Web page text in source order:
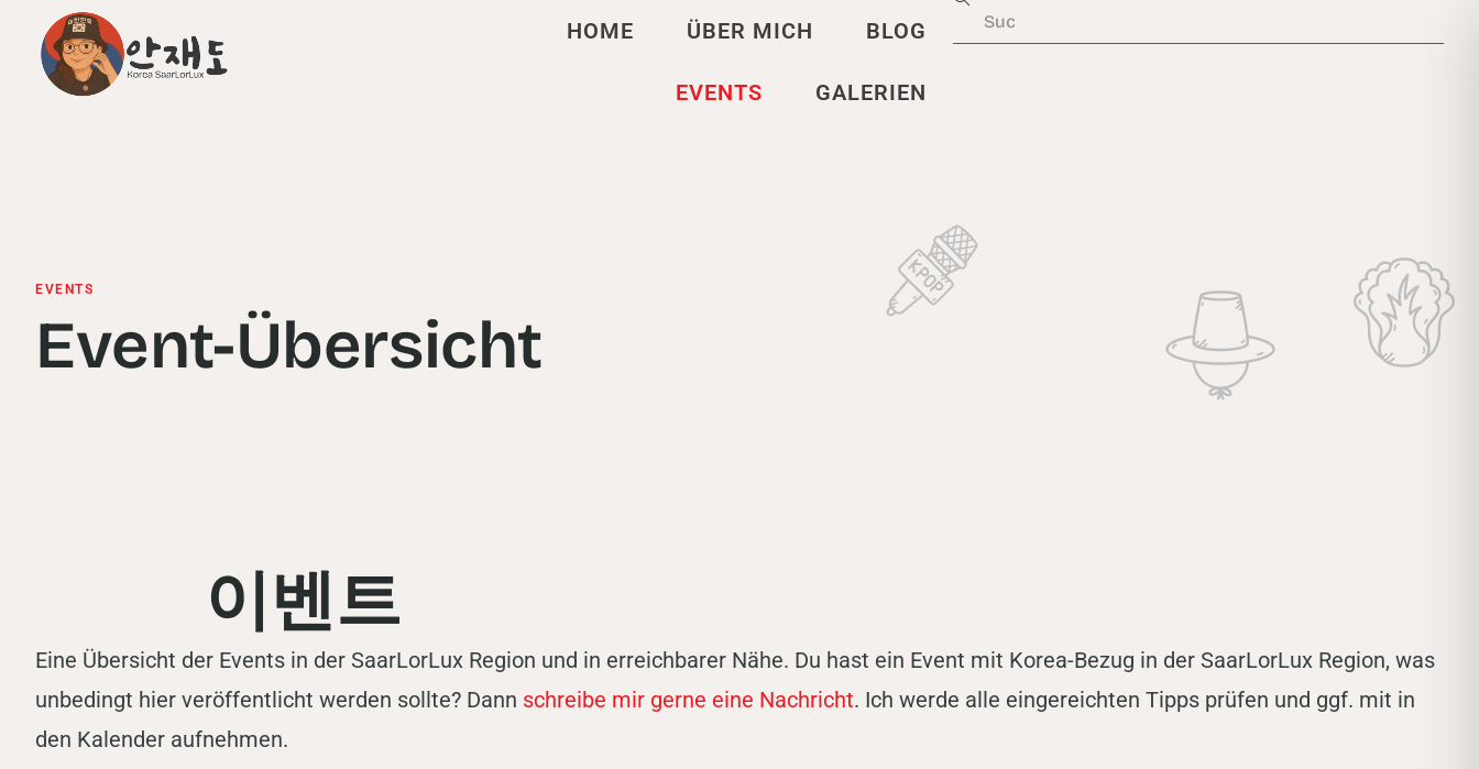
HOME ÜBER MICH BLOG
EVENTS GALERIEN
EVENTS
Event-Übersicht
이벤트
Eine Übersicht der Events in der SaarLorLux Region und in erreichbarer Nähe. Du hast ein Event mit Korea-Bezug in der SaarLorLux Region, was
unbedingt hier veröffentlicht werden sollte? Dann schreibe mir gerne eine Nachricht. Ich werde alle eingereichten Tipps prüfen und ggf. mit in
den Kalender aufnehmen.